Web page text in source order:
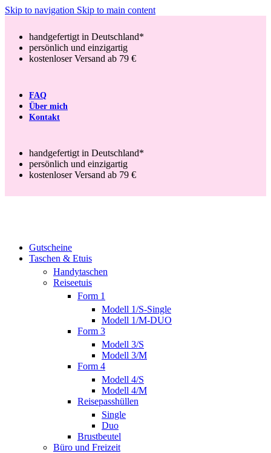
Skip to navigation Skip to main content
handgefertigt in Deutschland*
persönlich und einzigartig
kostenloser Versand ab 79 €
FAQ
Über mich
Kontakt
handgefertigt in Deutschland*
persönlich und einzigartig
kostenloser Versand ab 79 €
Gutscheine
Taschen & Etuis
Handytaschen
Reiseetuis
Form 1
Modell 1/S-Single
Modell 1/M-DUO
Form 3
Modell 3/S
Modell 3/M
Form 4
Modell 4/S
Modell 4/M
Reisepasshüllen
Single
Duo
Brustbeutel
Büro und Freizeit